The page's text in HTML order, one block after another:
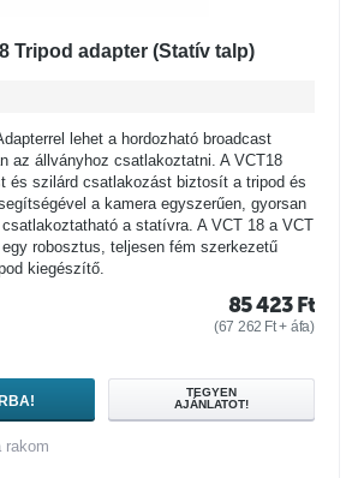
Tripod adapter (Statív talp)
lehet a hordozható broadcast
az állványhoz csatlakoztatni. A VCT18
és szilárd csatlakozást biztosít a tripod és
a kamera egyszerűen, gyorsan
a statívra. A VCT 18 a VCT
egy robosztus, teljesen fém szerkezetű
kiegészítő.
85 423 Ft
(67 262 Ft+ áfa)
TEGYEN
AJÁNLATOT!
rakom